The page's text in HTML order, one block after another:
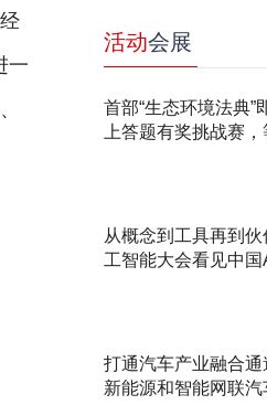
一
活动会展
首部“生态环境法典”
上答题有奖挑战赛
从概念到工具再到伙
工智能大会看见中国
打通汽车产业融合
新能源和智能网联汽